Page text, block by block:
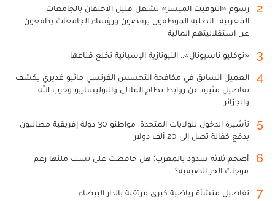
2
رسوم «التوقيت الميسر» تشعل فتيل الاحتقان بالجامعات
المغربية.. الطلبة الموظفون يرفضون ورؤساء الجامعات يدافعون
عن استقلاليتهم المالية
3 «نوكليو ناسيونال».. النيونازية الإسبانية تخلع قناعها
4
العميل السابق في مكافحة التجسس الفرنسي ماثيو غديري يكشف
تفاصيل مثيرة عن روابط نظام الملالي والبوليساريو وحزب الله
والجزائر
5
تأشيرة الدخول للولايات المتحدة: مواطنو 30 دولة إفريقية مطالبون
بدفع كفالة تصل إلى 20 ألف دولار
6
أضخم ثلاثة سدود بالمغرب: هل حافظت على نسب ملئها رغم
موجات الحر الصيفية؟
7 تفاصيل منشأة رياضية كبرى مرتقبة بالدار البيضاء